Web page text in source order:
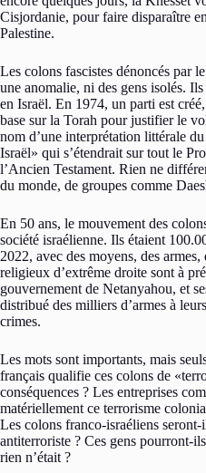
Cisjordanie, pour faire disparaître
Palestine.
Les colons fascistes dénoncés par
une anomalie, ni des gens isolés.
en Israël. En 1974, un parti est
base sur la Torah pour justifier le
nom d’une interprétation littérale
Israël» qui s’étendrait sur tout le
l’Ancien Testament. Rien ne
du monde, de groupes comme
En 50 ans, le mouvement des
société israélienne. Ils étaient
2022, avec des moyens, des
religieux d’extrême droite sont à
gouvernement de Netanyahou, et
distribué des milliers d’armes à
crimes.
Les mots sont importants, mais
français qualifie ces colons de
conséquences ? Les entreprises
matériellement ce terrorisme
Les colons franco-israéliens
antiterroriste ? Ces gens pourront-
rien n’était ?